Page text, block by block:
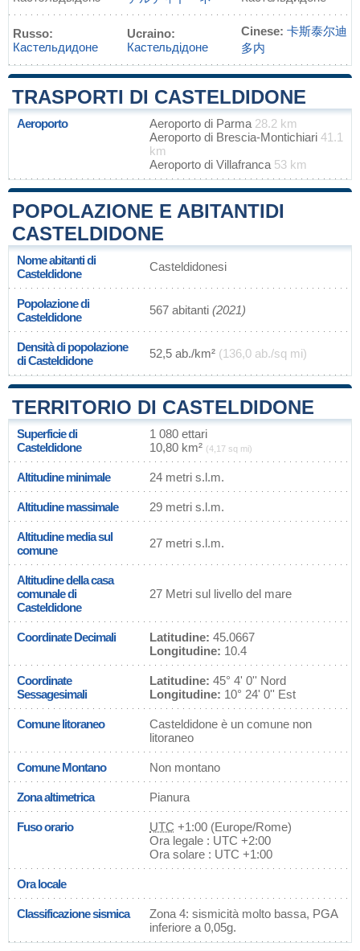
Russo:
Кастельдидоне
Ucraino:
Кастельдідоне
Cinese: 卡斯泰尔迪
多内
TRASPORTI DI CASTELDIDONE
Aeroporto Aeroporto di Parma 28.2 km
Aeroporto di Brescia-Montichiari 41.1
km
Aeroporto di Villafranca 53 km
POPOLAZIONE E ABITANTIDI
CASTELDIDONE
Nome abitanti di
Casteldidone
Casteldidonesi
Popolazione di
Casteldidone
567 abitanti (2021)
Densità di popolazione
di Casteldidone
52,5 ab./km² (136,0 ab./sq mi)
TERRITORIO DI CASTELDIDONE
Superficie di
Casteldidone
1 080 ettari
10,80 km² (4,17 sq mi)
Altitudine minimale 24 metri s.l.m.
Altitudine massimale 29 metri s.l.m.
Altitudine media sul
comune
27 metri s.l.m.
Altitudine della casa
comunale di
Casteldidone
27 Metri sul livello del mare
Coordinate Decimali Latitudine: 45.0667
Longitudine: 10.4
Coordinate
Sessagesimali
Latitudine: 45° 4' 0'' Nord
Longitudine: 10° 24' 0'' Est
Comune litoraneo
Casteldidone è un comune non
litoraneo
Comune Montano Non montano
Zona altimetrica Pianura
Fuso orario UTC +1:00 (Europe/Rome)
Ora legale : UTC +2:00
Ora solare : UTC +1:00
Ora locale
Classificazione sismica
Zona 4: sismicità molto bassa, PGA
inferiore a 0,05g.